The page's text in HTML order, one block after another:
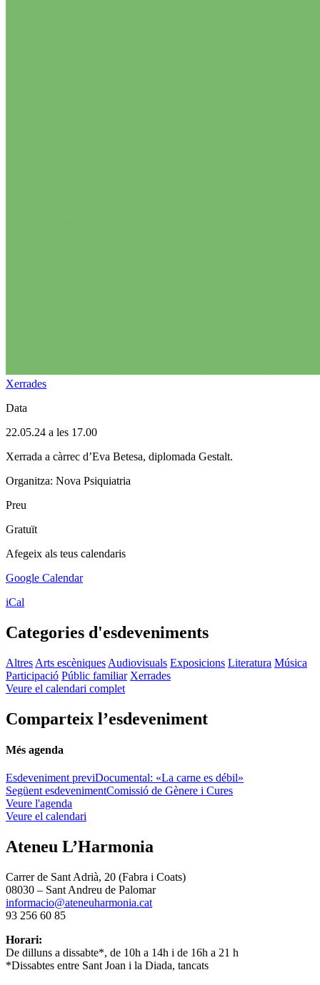
Xerrades
Data
22.05.24 a les 17.00
Xerrada a càrrec d’Eva Betesa, diplomada Gestalt.
Organitza: Nova Psiquiatria
Preu
Gratuït
Afegeix als teus calendaris
Google Calendar
iCal
Categories d'esdeveniments
Altres Arts escèniques Audiovisuals Exposicions Literatura Música
Participació Públic familiar Xerrades
Veure el calendari complet
Comparteix l’esdeveniment
Més agenda
Esdeveniment previDocumental: «La carne es débil»
Següent esdevenimentComissió de Gènere i Cures
Veure l'agenda
Veure el calendari
Ateneu L’Harmonia
Carrer de Sant Adrià, 20 (Fabra i Coats)
08030 – Sant Andreu de Palomar
informacio@ateneuharmonia.cat
93 256 60 85
Horari:
De dilluns a dissabte*, de 10h a 14h i de 16h a 21 h
*Dissabtes entre Sant Joan i la Diada, tancats